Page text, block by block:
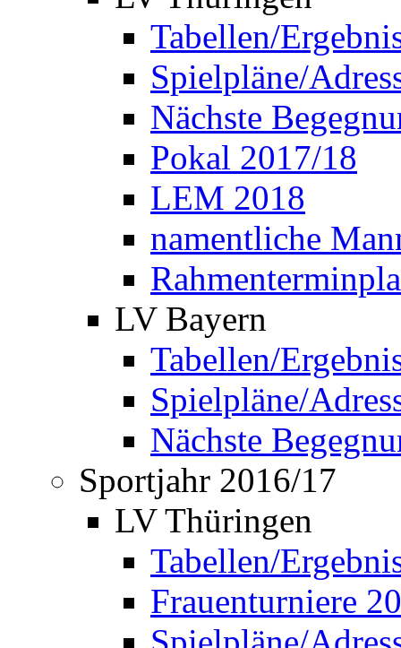
Tabellen/
Spielpläne/
Nächste
Pokal 2017/18
LEM 2018
namentliche
LV Bayern
Tabellen/
Spielpläne/
Nächste
Sportjahr 2016/17
LV Thüringen
Tabellen/
Frauenturniere